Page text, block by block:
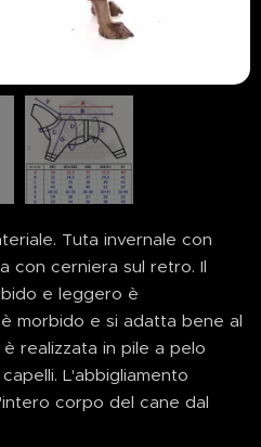
Tuta invernale con
con cerniera sul retro. Il
e leggero è
morbido e si adatta bene al
realizzata in pile a pelo
L'abbigliamento
corpo del cane dal